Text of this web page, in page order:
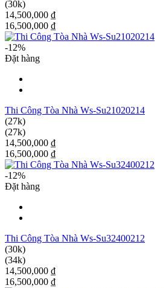
(30k)
14,500,000 ₫
16,500,000 ₫
-12%
Đặt hàng
Thi Công Tòa Nhà Ws-Su21020214
(27k)
(27k)
14,500,000 ₫
16,500,000 ₫
-12%
Đặt hàng
Thi Công Tòa Nhà Ws-Su32400212
(30k)
(34k)
14,500,000 ₫
16,500,000 ₫